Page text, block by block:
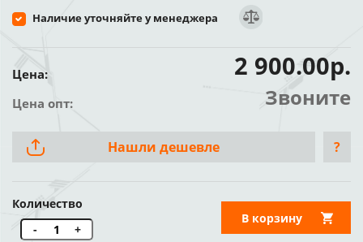
Наличие уточняйте у менеджера
Цена: 2 900.00р.
Цена опт: Звоните
Нашли дешевле ?
Количество
-
+
В корзину